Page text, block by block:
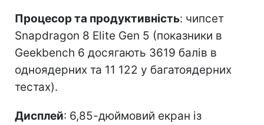
Процесор та продуктивність: чипсет
Snapdragon 8 Elite Gen 5 (показники в
Geekbench 6 досягають 3619 балів в
одноядерних та 11 122 у багатоядерних
тестах).
Дисплей: 6,85-дюймовий екран із